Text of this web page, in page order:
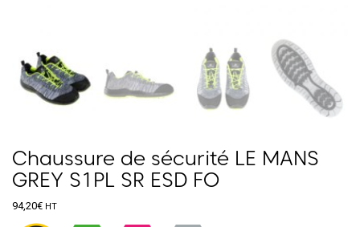
Chaussure de sécurité LE MANS
GREY S1PL SR ESD FO
94,20€ HT